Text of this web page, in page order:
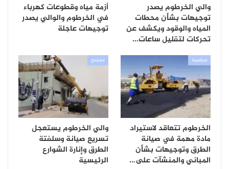
والي الخرطوم يصدر
توجيهات بشأن محطات
المياه والوقود ويكشف عن
تحركات لتقليل ساعات…
أزمة مياه وقطوعات كهرباء
في الخرطوم والوالي يصدر
توجيهات عاجلة
سياسية
الخرطوم تتعاقد لاستيراد
مادة مهمة في صيانة
الطرق وتوجيهات بشأن
المباني والمنشآت على…
مجتمع
والي الخرطوم يستعجل
تسريع صيانة وسلفتة
الطرق وإنارة الشوارع
الرئيسية